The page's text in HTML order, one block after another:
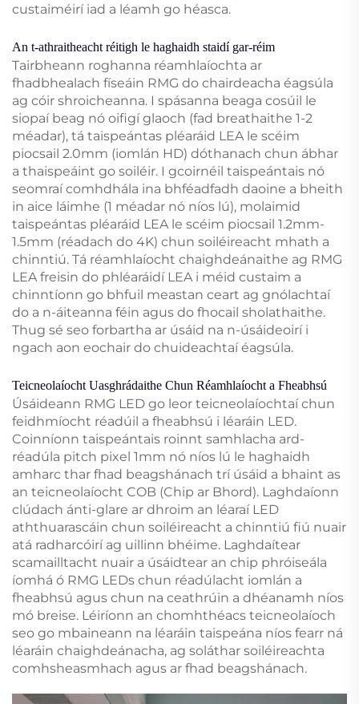
custaiméirí iad a léamh go héasca.
An t-athraitheacht réitigh le haghaidh staidí gar-réim
Tairbheann roghanna réamhlaíochta ar
fhadbhealach físeáin RMG do chairdeacha éagsúla
ag cóir shroicheanna. I spásanna beaga cosúil le
siopaí beag nó oifigí glaoch (fad breathaithe 1-2
méadar), tá taispeántas pléaráid LEA le scéim
piocsail 2.0mm (iomlán HD) dóthanach chun ábhar
a thaispeáint go soiléir. I gcoirnéil taispeántais nó
seomraí comhdhála ina bhféadfadh daoine a bheith
in aice láimhe (1 méadar nó níos lú), molaimid
taispeántas pléaráid LEA le scéim piocsail 1.2mm-
1.5mm (réadach do 4K) chun soiléireacht mhath a
chinntiú. Tá réamhlaíocht chaighdeánaithe ag RMG
LEA freisin do phléaráidí LEA i méid custaim a
chinntíonn go bhfuil meastan ceart ag gnólachtaí
do a n-áiteanna féin agus do fhocail sholathaithe.
Thug sé seo forbartha ar úsáid na n-úsáideoirí i
ngach aon eochair do chuideachtaí éagsúla.
Teicneolaíocht Uasghrádaithe Chun Réamhlaíocht a Fheabhsú
Úsáideann RMG LED go leor teicneolaíochtaí chun
feidhmíocht réadúil a fheabhsú i léaráin LED.
Coinníonn taispeántais roinnt samhlacha ard-
réadúla pitch pixel 1mm nó níos lú le haghaidh
amharc thar fhad beagshánach trí úsáid a bhaint as
an teicneolaíocht COB (Chip ar Bhord). Laghdaíonn
clúdach ánti-glare ar dhroim an léaraí LED
aththuarascáin chun soiléireacht a chinntiú fiú nuair
atá radharcóirí ag uillinn bhéime. Laghdaítear
scamailltacht nuair a úsáidtear an chip phróiseála
íomhá ó RMG LEDs chun réadúlacht iomlán a
fheabhsú agus chun na ceathrúin a dhéanamh níos
mó breise. Léiríonn an chomhthéacs teicneolaíoch
seo go mbaineann na léaráin taispeána níos fearr ná
léaráin chaighdeánacha, ag soláthar soiléireachta
comhsheasmhach agus ar fhad beagshánach.